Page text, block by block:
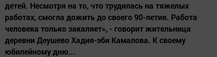
детей. Несмотря на то, что трудилась на тяжелых
работах, смогла дожить до своего 90-летия. Работа
человека только закаляет», - говорит жительница
деревни Деушево Хадия-эби Камалова. К своему
юбилейному дню...